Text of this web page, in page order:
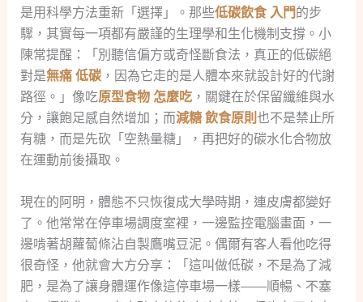
是用科學方法重新「選擇」。那些低碳飲食 入門的步
驟，其實每一項都有嚴謹的生理學和生化機制支撐。小
陳常提醒：「別聽信偏方或奇怪斷食法，真正的低碳絕
對是無痛 低碳，因為它走的是人體本來就設計好的代謝
路徑。」像吃原型食物 怎麼吃，關鍵在於保留纖維與水
分，讓飽足感自然增加；而減糖 飲食原則 也不是禁止所
有糖，而是先砍「空熱量糖」，再把好的碳水化合物放
在運動前後攝取。
現在的阿明，體態不只恢復成大學時期，連皮膚都變好
了。他常常在停車場調度室裡，一邊監控電腦畫面，一
邊啃著胡蘿蔔條沾自製鷹嘴豆泥。偶爾有客人看他吃得
很奇怪，他就會大方分享：「這叫做低碳，不是為了減
肥，是為了讓身體運作像這停車場一樣——順暢、不塞